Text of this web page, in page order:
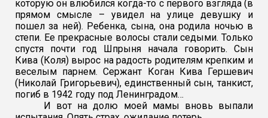
которую он влюбился когда-то с первого взгляда (в
прямом смысле – увидел на улице девушку и
пошел за ней). Ребенка, сына, она родила ночью в
степи. Ее прекрасные волосы стали седыми. Только
спустя почти год Шпрыня начала говорить. Сын
Кива (Коля) вырос на радость родителям крепким и
веселым парнем. Сержант Коган Кива Гершевич
(Николай Григорьевич), единственный сын, танкист,
погиб в 1942 году под Ленинградом…
И вот на долю моей мамы вновь выпали